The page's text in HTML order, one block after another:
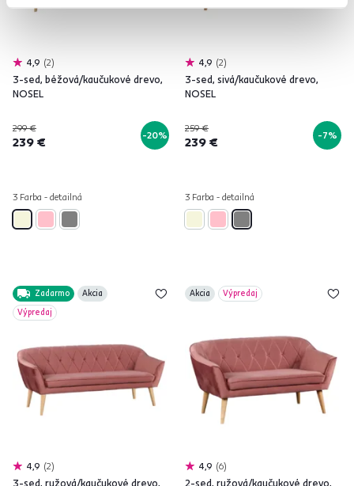
4,9 2
3-sed, béžová/kaučukové drevo,
NOSEL
299 €
239 € -20%
3 Farba - detailná
4,9 2
3-sed, sivá/kaučukové drevo,
NOSEL
259 €
239 € -7%
3 Farba - detailná
Zadarmo
Akcia
Výpredaj
4,9 2
3-sed, ružová/kaučukové drevo,
Akcia Výpredaj
4,9 6
2-sed, ružová/kaučukové drevo,